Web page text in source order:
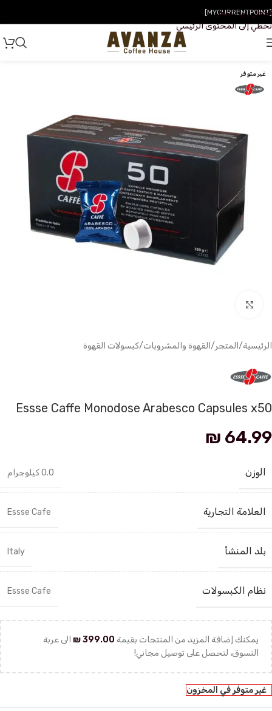
تخطي إلى التنقل
تخطي إلى المحتوى الرئيسي
[MYCURRENTPOINT]
غير متوفر
الرئيسية/ المتجر/ القهوة والمشروبات/كبسولات القهوة
Essse Caffe Monodose Arabesco Capsules x50
₪ 64.99
الوزن 0.0 كيلوجرام
العلامة التجارية Essse Cafe
بلد المنشأ Italy
نظام الكبسولات Essse Cafe
يمكنك إضافة المزيد من المنتجات بقيمة ₪399.00
الى عربة
التسوق، لتحصل على توصيل مجاني!
غير متوفر في المخزون